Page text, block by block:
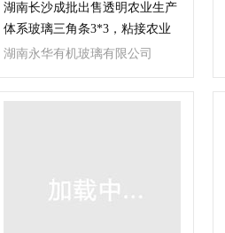
湖南长沙成批出售透明农业生产
体系玻璃三角条3*3，粘接农业
生产体系玻璃边缝
湖南永华有机玻璃有限公司